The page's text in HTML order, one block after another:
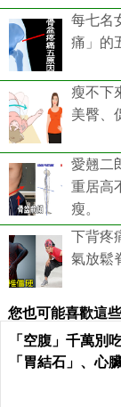
每七名
痛」的
瘦不下
美臀、
愛翹二
重居高
瘦。
下背疼
氣放鬆
您也可能喜歡這
「空腹」千萬別
「胃結石」、心